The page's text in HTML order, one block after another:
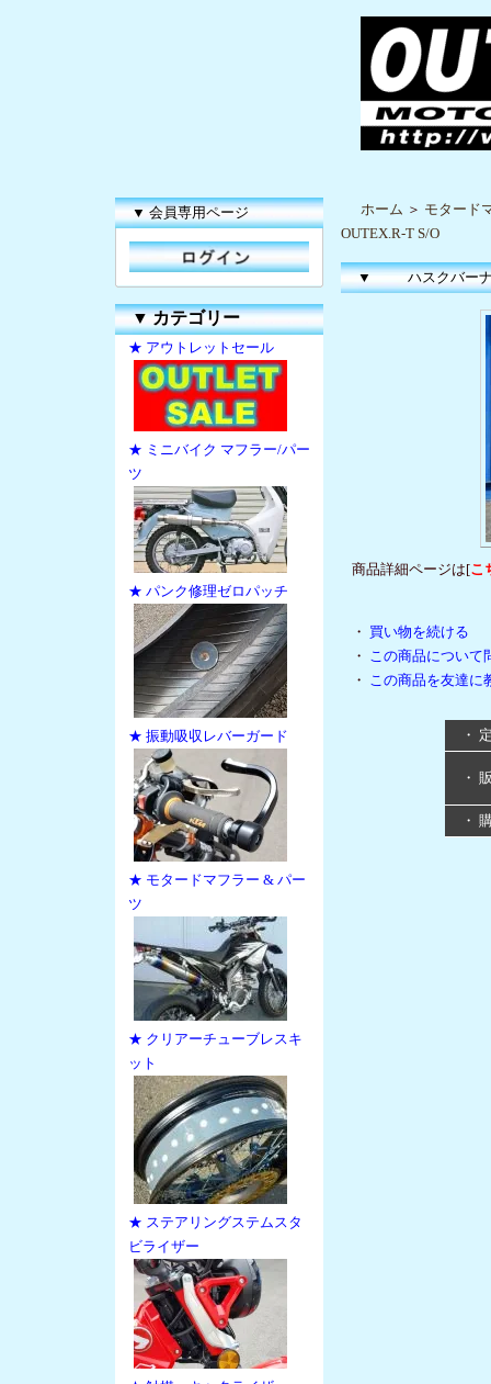
▼ 会員専用ページ
▼カテゴリー
★ アウトレットセール
★ ミニバイク マフラー/パー
ツ
★ パンク修理ゼロパッチ
★ 振動吸収レバーガード
★ モタードマフラー & パー
ツ
★ クリアーチューブレスキ
ット
★ ステアリングステムスタ
ビライザー
ホーム ＞ モタード
OUTEX.R-T S/O
▼ ハスクバー
商品詳細ページは[こ
・ 買い物を続ける
・ この商品について
・ この商品を友達に
・
・
・